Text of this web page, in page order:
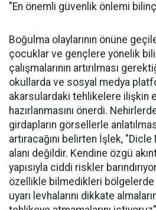
"En önemli güvenlik önlemi
Boğulma olaylarının önüne
çocuklar ve gençlere yönelik
çalışmalarının artırılması
okullarda ve sosyal medya
akarsulardaki tehlikelere ilişkin
hazırlanmasını önerdi.
girdapların görsellerle
artıracağını belirten İşlek,
alanı değildir. Kendine özgü
yapısıyla ciddi riskler
özellikle bilmedikleri
uyarı levhalarını dikkate